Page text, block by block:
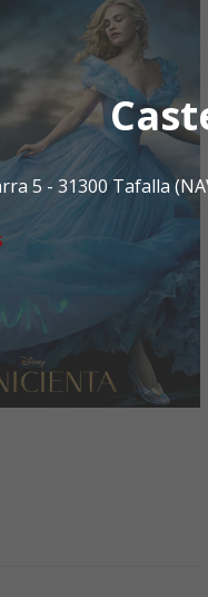
5 - 31300 Tafalla